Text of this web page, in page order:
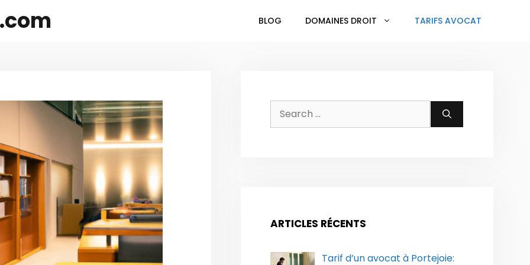
BLOG DOMAINES DROIT TARIFS AVOCAT
Search
for:
ARTICLES RÉCENTS
Tarif d’un avocat à Portejoie: